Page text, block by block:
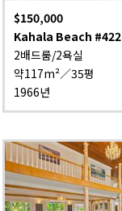
$150,000
Kahala Beach #422
2배드룸/2욕실
약117m²／35평
1966년